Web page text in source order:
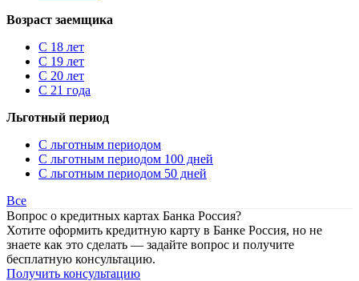
Возраст заемщика
С 18 лет
С 19 лет
С 20 лет
С 21 года
Льготный период
С льготным периодом
С льготным периодом 100 дней
С льготным периодом 50 дней
Все
Вопрос о кредитных картах Банка Россия?
Хотите оформить кредитную карту в Банке Россия, но не
знаете как это сделать — задайте вопрос и получите
бесплатную консультацию.
Получить консультацию